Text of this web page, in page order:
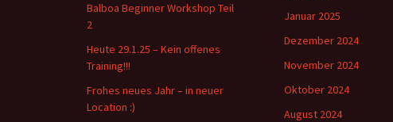
Balboa Beginner Workshop Teil
2
Heute 29.1.25 – Kein offenes
Training!!!
Frohes neues Jahr – in neuer
Location :)
Januar 2025
Dezember 2024
November 2024
Oktober 2024
August 2024